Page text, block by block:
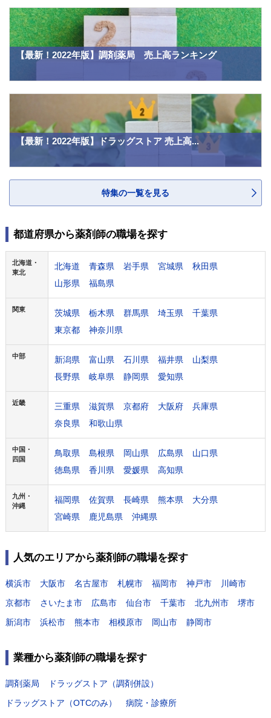
【最新！2022年版】調剤薬局 売上高ランキング
【最新！2022年版】ドラッグストア 売上高...
特集の一覧を見る
都道府県から薬剤師の職場を探す
北海道・
東北
北海道 青森県 岩手県 宮城県
秋田県
山形県
福島県
関東 茨城県 栃木県 群馬県 埼玉県
千葉県
東京都
神奈川県
中部 新潟県 富山県 石川県 福井県
山梨県
長野県
岐阜県 静岡県 愛知県
近畿 三重県 滋賀県 京都府 大阪府
兵庫県
奈良県
和歌山県
中国・
四国
鳥取県 島根県 岡山県 広島県
山口県
徳島県
香川県 愛媛県 高知県
九州・
沖縄
福岡県 佐賀県 長崎県 熊本県
大分県
宮崎県
鹿児島県 沖縄県
人気のエリアから薬剤師の職場を探す
横浜市 大阪市 名古屋市 札幌市 福岡市 神戸市
川崎市
京都市
さいたま市 広島市 仙台市 千葉市 北九州市
堺市
新潟市
浜松市 熊本市 相模原市 岡山市 静岡市
業種から薬剤師の職場を探す
調剤薬局
ドラッグストア（調剤併設）
ドラッグストア（OTCのみ）
病院・診療所